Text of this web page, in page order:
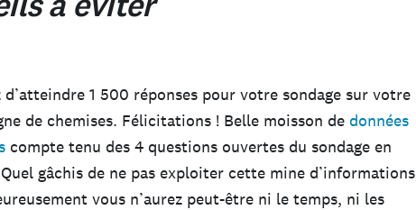
d’atteindre 1 500 réponses pour votre sondage sur votre
de chemises. Félicitations ! Belle moisson de données
compte tenu des 4 questions ouvertes du sondage en
gâchis de ne pas exploiter cette mine
vous n’aurez peut-être ni le temps, ni les